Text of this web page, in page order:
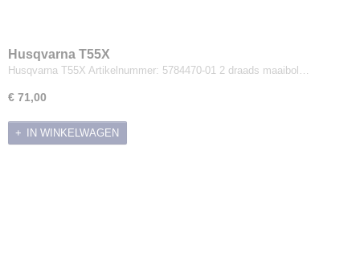
Husqvarna T55X
Husqvarna T55X Artikelnummer: 5784470-01 2 draads maaibol…
€ 71,00
IN WINKELWAGEN